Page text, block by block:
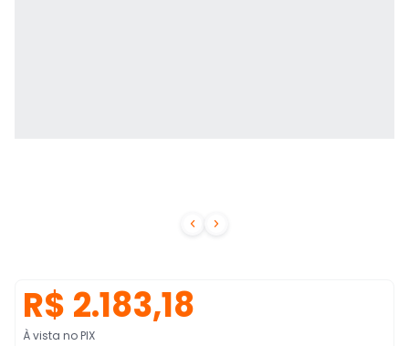
 
R$ 2.183,18
À vista no PIX